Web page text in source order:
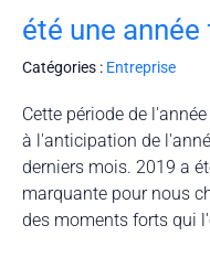
été une
Catégories : Entreprise
Cette période de
à l'anticipation de
derniers mois. 2019 a
marquante pour nous
des moments forts qui